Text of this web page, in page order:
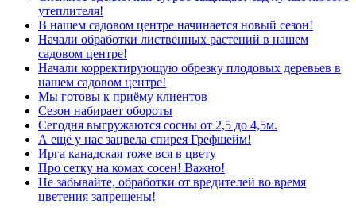
утеплителя!
В нашем садовом центре начинается новый сезон!
Начали обработки лиственных растений в нашем
садовом центре!
Начали корректирующую обрезку плодовых деревьев в
нашем садовом центре!
Мы готовы к приёму клиентов
Сезон набирает обороты
Сегодня выгружаются сосны от 2,5 до 4,5м.
А ещё у нас зацвела спирея Грефшейм!
Ирга канадская тоже вся в цвету
Про сетку на комах сосен! Важно!
Не забывайте, обработки от вредителей во время
цветения запрещены!